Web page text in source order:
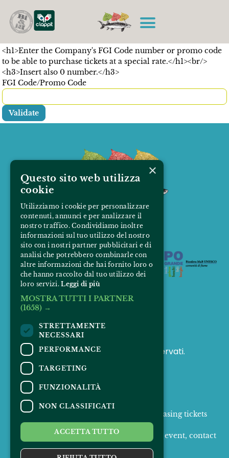
<h1>Enter the Company's FGI Code number or promo code
to be able to purchase tickets at a special rate.</h1><br/>
<h3>Insert also 0 number.</h3>
FGI Code/Promo Code
FOLLOW US
© 2025 Padus Mirabilis. Tutti i diritti riservati.
CONTACTS
For information and support in purchasing tickets
Click here
For information on the program and the event, contact
theorganizer.
×
Questo sito web utilizza
cookie
Utilizziamo i cookie per personalizzare
contenuti, annunci e per analizzare il
nostro traffico. Condividiamo inoltre
informazioni sul tuo utilizzo del nostro
sito con i nostri partner pubblicitari e di
analisi che potrebbero combinarle con
altre informazioni che hai fornito loro o
che hanno raccolto dal tuo utilizzo dei
loro servizi. Leggi di più
MOSTRA TUTTI I PARTNER
(1658) →
STRETTAMENTE
NECESSARI
PERFORMANCE
TARGETING
FUNZIONALITÀ
NON CLASSIFICATI
ACCETTA TUTTO